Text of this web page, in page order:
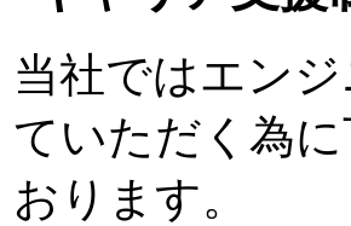
当社ではエン
ていただく為
おります。